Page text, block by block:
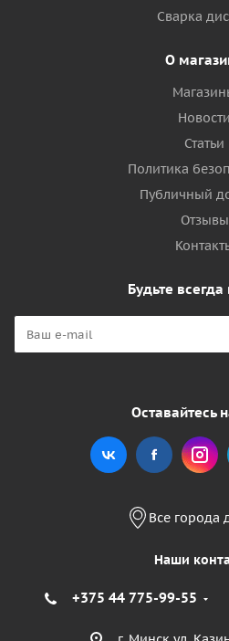
Сварка
О
Новости
Статьи
Политика
Публичный
Отзывы
Будьте всегда
Оставайтесь
Все города
Наши
+375 44 775-99-55